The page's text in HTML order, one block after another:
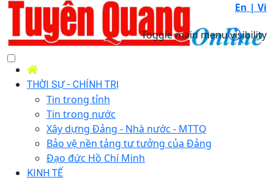
En | Vi
Toggle main menu visibility
THỜI SỰ - CHÍNH TRỊ
Tin trong tỉnh
Tin trong nước
Xây dựng Đảng - Nhà nước - MTTQ
Bảo vệ nền tảng tư tưởng của Đảng
Đạo đức Hồ Chí Minh
KINH TẾ